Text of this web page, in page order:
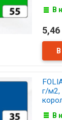
В
г/м2,
В